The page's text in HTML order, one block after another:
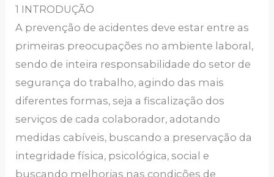
1 INTRODUÇÃO
A prevenção de acidentes deve estar entre as
primeiras preocupações no ambiente laboral,
sendo de inteira responsabilidade do setor de
segurança do trabalho, agindo das mais
diferentes formas, seja a fiscalização dos
serviços de cada colaborador, adotando
medidas cabíveis, buscando a preservação da
integridade física, psicológica, social e
buscando melhorias nas condições de